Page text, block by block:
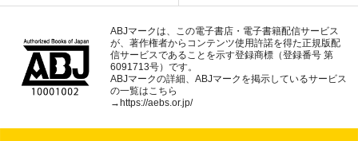
ABJマークは、この電子書店・電子書籍配信サービス
が、著作権者からコンテンツ使用許諾を得た正規版配
信サービスであることを示す登録商標（登録番号 第
6091713号）です。
ABJマークの詳細、ABJマークを掲示しているサービス
の一覧はこちら
→https://aebs.or.jp/